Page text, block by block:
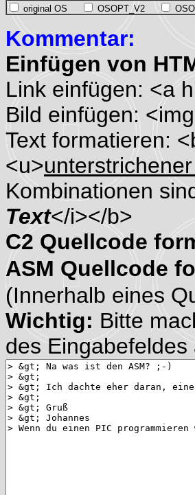
original OS
OSOPT_V2
Kommentar:
Einfügen von
Link einfügen: <a
Bild einfügen:
Text formatieren:
<u>
Kombinationen
Text</i></b>
C2 Quellcode
ASM Quellcode
(Innerhalb eines
Wichtig: Bitte
des